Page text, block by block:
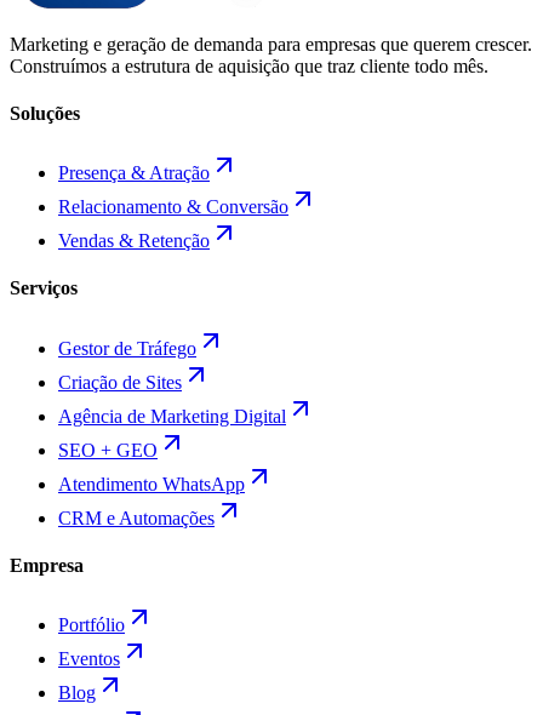
Marketing e geração de demanda para empresas que querem crescer.
Construímos a estrutura de aquisição que traz cliente todo mês.
Soluções
Presença & Atração
Relacionamento & Conversão
Vendas & Retenção
Serviços
Gestor de Tráfego
Criação de Sites
Agência de Marketing Digital
SEO + GEO
Atendimento WhatsApp
CRM e Automações
Empresa
Portfólio
Eventos
Blog